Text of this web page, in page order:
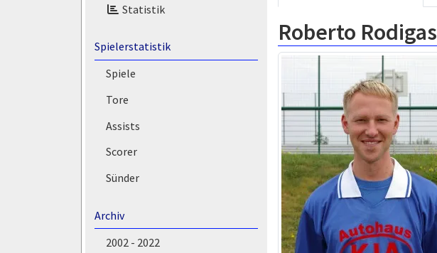
Statistik
Spielerstatistik
Spiele
Tore
Assists
Scorer
Sünder
Archiv
2002 - 2022
Roberto Rodigas